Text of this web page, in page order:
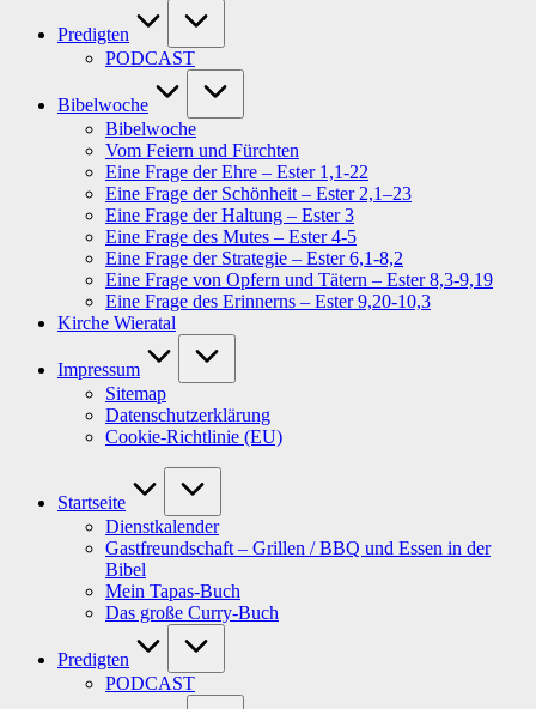
Predigten
PODCAST
Bibelwoche
Bibelwoche
Vom Feiern und Fürchten
Eine Frage der Ehre – Ester 1,1-22
Eine Frage der Schönheit – Ester 2,1–23
Eine Frage der Haltung – Ester 3
Eine Frage des Mutes – Ester 4-5
Eine Frage der Strategie – Ester 6,1-8,2
Eine Frage von Opfern und Tätern – Ester 8,3-9,19
Eine Frage des Erinnerns – Ester 9,20-10,3
Kirche Wieratal
Impressum
Sitemap
Datenschutzerklärung
Cookie-Richtlinie (EU)
Startseite
Dienstkalender
Gastfreundschaft – Grillen / BBQ und Essen in der
Bibel
Mein Tapas-Buch
Das große Curry-Buch
Predigten
PODCAST